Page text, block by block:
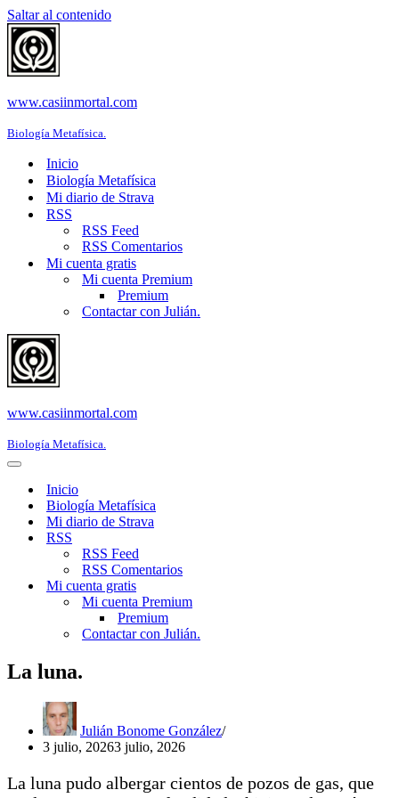
Saltar al contenido
www.casiinmortal.com
Biología Metafísica.
Inicio
Biología Metafísica
Mi diario de Strava
RSS
RSS Feed
RSS Comentarios
Mi cuenta gratis
Mi cuenta Premium
Premium
Contactar con Julián.
www.casiinmortal.com
Biología Metafísica.
Menú
navegación
Inicio
Biología Metafísica
Mi diario de Strava
RSS
RSS Feed
RSS Comentarios
Mi cuenta gratis
Mi cuenta Premium
Premium
Contactar con Julián.
La luna.
Julián Bonome González
3 julio, 20263 julio, 2026
La luna pudo albergar cientos de pozos de gas, que